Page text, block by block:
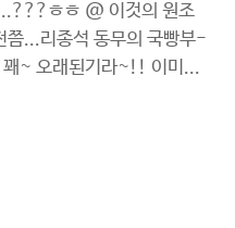
ㅎㅎ @ 이것의 원조
...리종석 동무의 국빵부-
~ 오래된기라~!! 이미...